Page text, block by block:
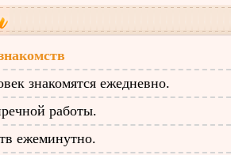
знакомятся ежедневно.
работы.
ежеминутно.